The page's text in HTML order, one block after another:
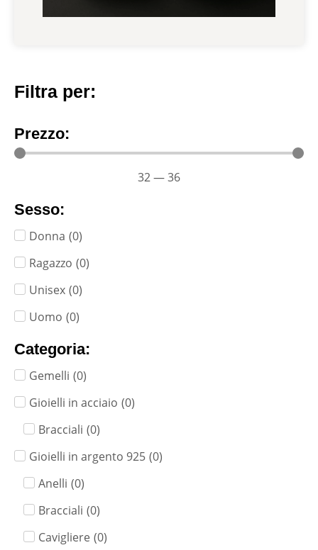
Filtra per:
Prezzo:
32—36
Sesso:
Donna (0)
Ragazzo (0)
Unisex (0)
Uomo (0)
Categoria:
Gemelli (0)
Gioielli in acciaio (0)
Bracciali (0)
Gioielli in argento 925 (0)
Anelli (0)
Bracciali (0)
Cavigliere (0)